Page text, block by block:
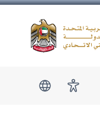
امكانية الوصول